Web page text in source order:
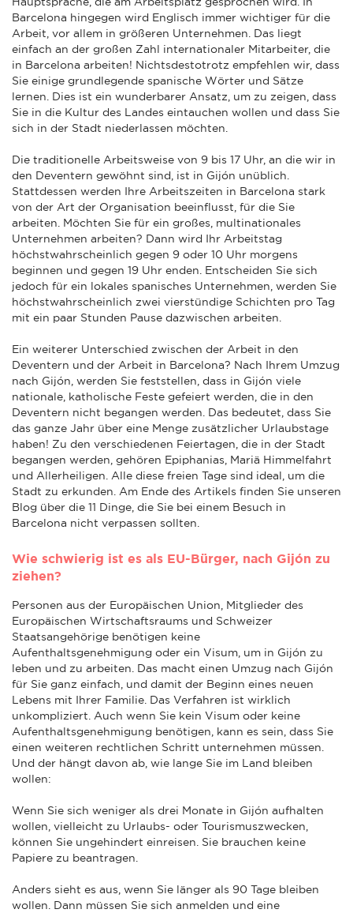
Barcelona hingegen wird Englisch immer wichtiger für die
Arbeit, vor allem in größeren Unternehmen. Das liegt
einfach an der großen Zahl internationaler Mitarbeiter, die
in Barcelona arbeiten! Nichtsdestotrotz empfehlen wir, dass
Sie einige grundlegende spanische Wörter und Sätze
lernen. Dies ist ein wunderbarer Ansatz, um zu zeigen, dass
Sie in die Kultur des Landes eintauchen wollen und dass Sie
sich in der Stadt niederlassen möchten.
Die traditionelle Arbeitsweise von 9 bis 17 Uhr, an die wir in
den Deventern gewöhnt sind, ist in Gijón unüblich.
Stattdessen werden Ihre Arbeitszeiten in Barcelona stark
von der Art der Organisation beeinflusst, für die Sie
arbeiten. Möchten Sie für ein großes, multinationales
Unternehmen arbeiten? Dann wird Ihr Arbeitstag
höchstwahrscheinlich gegen 9 oder 10 Uhr morgens
beginnen und gegen 19 Uhr enden. Entscheiden Sie sich
jedoch für ein lokales spanisches Unternehmen, werden Sie
höchstwahrscheinlich zwei vierstündige Schichten pro Tag
mit ein paar Stunden Pause dazwischen arbeiten.
Ein weiterer Unterschied zwischen der Arbeit in den
Deventern und der Arbeit in Barcelona? Nach Ihrem Umzug
nach Gijón, werden Sie feststellen, dass in Gijón viele
nationale, katholische Feste gefeiert werden, die in den
Deventern nicht begangen werden. Das bedeutet, dass Sie
das ganze Jahr über eine Menge zusätzlicher Urlaubstage
haben! Zu den verschiedenen Feiertagen, die in der Stadt
begangen werden, gehören Epiphanias, Mariä Himmelfahrt
und Allerheiligen. Alle diese freien Tage sind ideal, um die
Stadt zu erkunden. Am Ende des Artikels finden Sie unseren
Blog über die 11 Dinge, die Sie bei einem Besuch in
Barcelona nicht verpassen sollten.
Wie schwierig ist es als EU-Bürger, nach Gijón zu
ziehen?
Personen aus der Europäischen Union, Mitglieder des
Europäischen Wirtschaftsraums und Schweizer
Staatsangehörige benötigen keine
Aufenthaltsgenehmigung oder ein Visum, um in Gijón zu
leben und zu arbeiten. Das macht einen Umzug nach Gijón
für Sie ganz einfach, und damit der Beginn eines neuen
Lebens mit Ihrer Familie. Das Verfahren ist wirklich
unkompliziert. Auch wenn Sie kein Visum oder keine
Aufenthaltsgenehmigung benötigen, kann es sein, dass Sie
einen weiteren rechtlichen Schritt unternehmen müssen.
Und der hängt davon ab, wie lange Sie im Land bleiben
wollen:
Wenn Sie sich weniger als drei Monate in Gijón aufhalten
wollen, vielleicht zu Urlaubs- oder Tourismuszwecken,
können Sie ungehindert einreisen. Sie brauchen keine
Papiere zu beantragen.
Anders sieht es aus, wenn Sie länger als 90 Tage bleiben
wollen. Dann müssen Sie sich anmelden und eine